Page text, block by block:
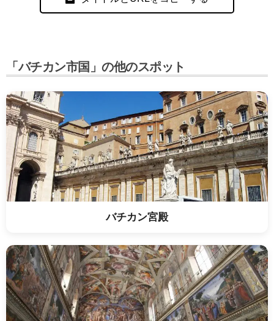
「バチカン市国」の他のスポット
バチカン宮殿